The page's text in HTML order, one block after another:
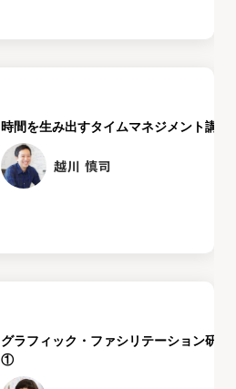
時間を生み出すタイムマネジメント講座
越川 慎司
グラフィック・ファシリテーション研修
①